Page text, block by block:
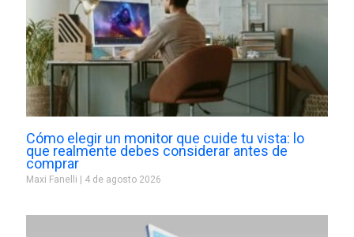
Cómo elegir un monitor que cuide tu vista: lo
que realmente debes considerar antes de
comprar
Maxi Fanelli 4 de agosto 2026